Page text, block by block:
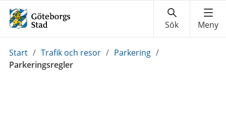
Du
är
Start / Trafik och resor / Parkering /
Parkeringsregler